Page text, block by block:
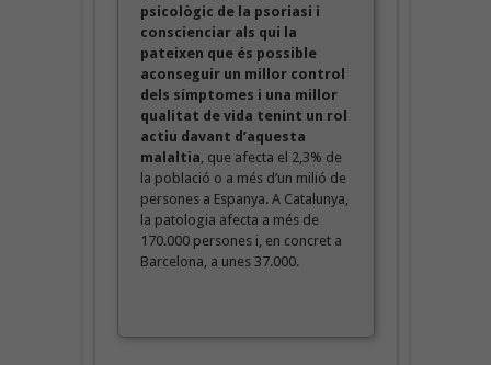
psicològic de la psoriasi i
conscienciar als qui la
pateixen que és possible
aconseguir un millor control
dels símptomes i una millor
qualitat de vida tenint un rol
actiu davant d’aquesta
malaltia , que afecta el 2,3% de
la població o a més d’un milió de
persones a Espanya. A Catalunya,
la patologia afecta a més de
170.000 persones i, en concret a
Barcelona, a unes 37.000.